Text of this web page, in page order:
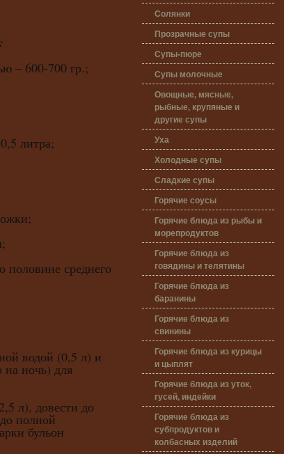
– 600-700 гр.;
литра;
половине среднего
водой (0,5 л) и
на ночь) для
л), довести до
полной
бульон
Солянки
Прозрачные супы
Супы-пюре
Супы молочные
Овощные, мясные,
рыбные, крупяные и
другие супы
Уха
Холодные супы
Сладкие супы
Горячие соусы
Горячие блюда из рыбы и
морепродуктов
Горячие блюда из
говядины и телятины
Горячие блюда из
баранины
Горячие блюда из
свинины
Горячие блюда из курицы
и цыплят
Горячие блюда из уток,
гусей, индейки
Горячие блюда из
субпродуктов и
колбасных изделий